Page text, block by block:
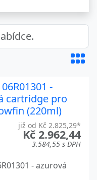
-
cartridge pro
(220ml)
již od Kč 2.825,29*
Kč 2.962,44
3.584,55 s DPH
- azurová